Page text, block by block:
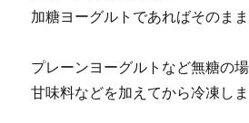
加糖ヨーグルトであればそのま
プレーンヨーグルトなど無糖の場
甘味料などを加えてから冷凍しま